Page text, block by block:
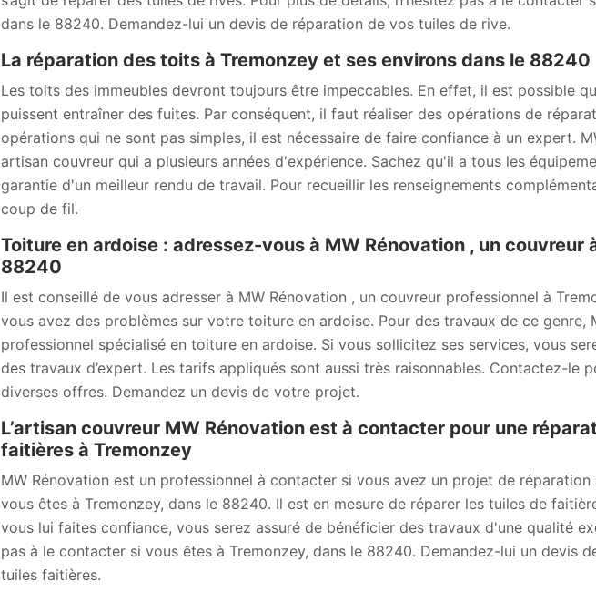
dans le 88240. Demandez-lui un devis de réparation de vos tuiles de rive.
La réparation des toits à Tremonzey et ses environs dans le 88240
Les toits des immeubles devront toujours être impeccables. En effet, il est possible
puissent entraîner des fuites. Par conséquent, il faut réaliser des opérations de
opérations qui ne sont pas simples, il est nécessaire de faire confiance à un expert.
artisan couvreur qui a plusieurs années d'expérience. Sachez qu'il a tous les
garantie d'un meilleur rendu de travail. Pour recueillir les renseignements
coup de fil.
Toiture en ardoise : adressez-vous à MW Rénovation , un couvreur
88240
Il est conseillé de vous adresser à MW Rénovation , un couvreur professionnel à
vous avez des problèmes sur votre toiture en ardoise. Pour des travaux de ce genre,
professionnel spécialisé en toiture en ardoise. Si vous sollicitez ses services, vous
des travaux d’expert. Les tarifs appliqués sont aussi très raisonnables. Contactez-le
diverses offres. Demandez un devis de votre projet.
L’artisan couvreur MW Rénovation est à contacter pour une
faitières à Tremonzey
MW Rénovation est un professionnel à contacter si vous avez un projet de
vous êtes à Tremonzey, dans le 88240. Il est en mesure de réparer les tuiles de
vous lui faites confiance, vous serez assuré de bénéficier des travaux d'une qualité
pas à le contacter si vous êtes à Tremonzey, dans le 88240. Demandez-lui un devis
tuiles faitières.